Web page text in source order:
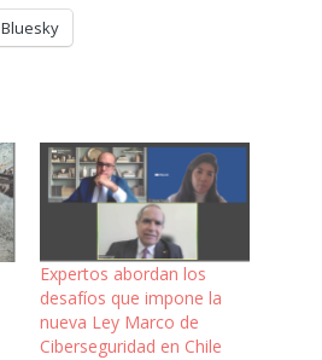
Bluesky
Expertos abordan los
desafíos que impone la
nueva Ley Marco de
Ciberseguridad en Chile